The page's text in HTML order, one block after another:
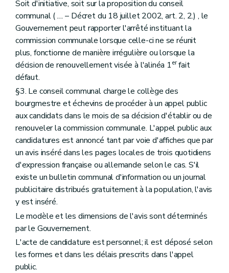
Art. 152
Titre VI Des infractions et des sanctions
Art. 153
Art. 154
Art. 155
Art. 156
Art. 157
Art. 159
Titre VII Des dispositions fiscales
Art. 160
Titre VIII Dispositions abrogatoires et transitoires des lois du 29 mars 1962 et du 22 décembre 1970
Art. 161
Art. 162
Art. 163
Art. 164
Art. 165
Art. 166
Livre II Dispositions relatives à l'aménagement du territoire et à l'urbanisme opérationnels
Titre premier Des dispositions générales
Chapitre premier
Section première
Généralités
Art. 167
Section II
Art. 168
Art. 169
Art. 170
Soit d'initiative, soit sur la proposition du conseil
communal (...– Décret du 18 juillet 2002, art. 2, 2.) , le
Gouvernement peut rapporter l'arrêté instituant la
commission communale lorsque celle-ci ne se réunit
plus, fonctionne de manière irrégulière ou lorsque la
décision de renouvellement visée à l'alinéa 1erfait
défaut.
§3. Le conseil communal charge le collège des
bourgmestre et échevins de procéder à un appel public
aux candidats dans le mois de sa décision d'établir ou de
renouveler la commission communale. L'appel public aux
candidatures est annoncé tant par voie d'affiches que par
un avis inséré dans les pages locales de trois quotidiens
d'expression française ou allemande selon le cas. S'il
existe un bulletin communal d'information ou un journal
publicitaire distribués gratuitement à la population, l'avis
y est inséré.
Le modèle et les dimensions de l'avis sont déterminés
par le Gouvernement.
L'acte de candidature est personnel; il est déposé selon
les formes et dans les délais prescrits dans l'appel
public.